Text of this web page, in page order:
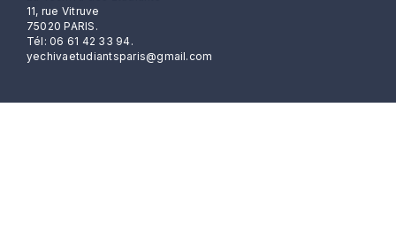
11, rue Vitruve
75020 PARIS.
Tél: 06 61 42 33 94.
yechivaetudiantsparis@gmail.com